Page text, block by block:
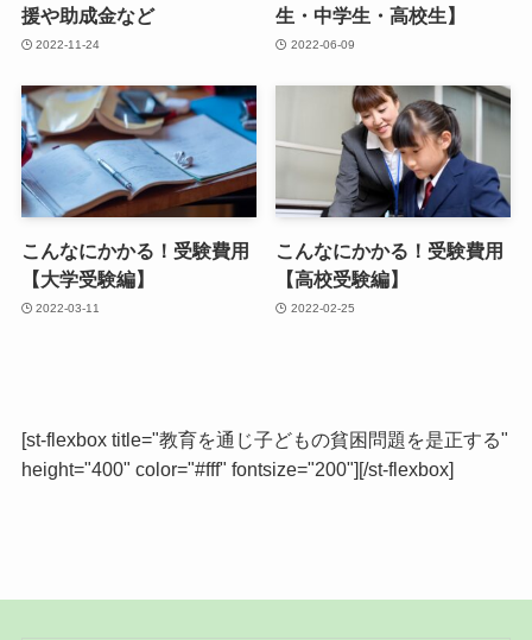
援や助成金など
2022-11-24
生・中学生・高校生】
2022-06-09
こんなにかかる！受験費用
【大学受験編】
2022-03-11
こんなにかかる！受験費用
【高校受験編】
2022-02-25
[st-flexbox title="教育を通じ子どもの貧困問題を是正する"
height="400" color="#fff" fontsize="200"][/st-flexbox]